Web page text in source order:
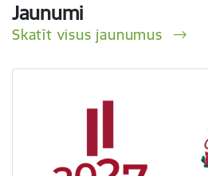
Jaunumi
Skatīt visus jaunumus